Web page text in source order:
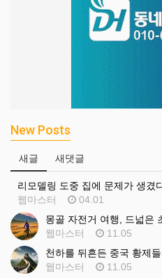
New Posts
새글 새댓글
웹마스터
04.01
웹마스터
11.05
천하를 뒤흔든 중국 황제
웹마스터
11.05